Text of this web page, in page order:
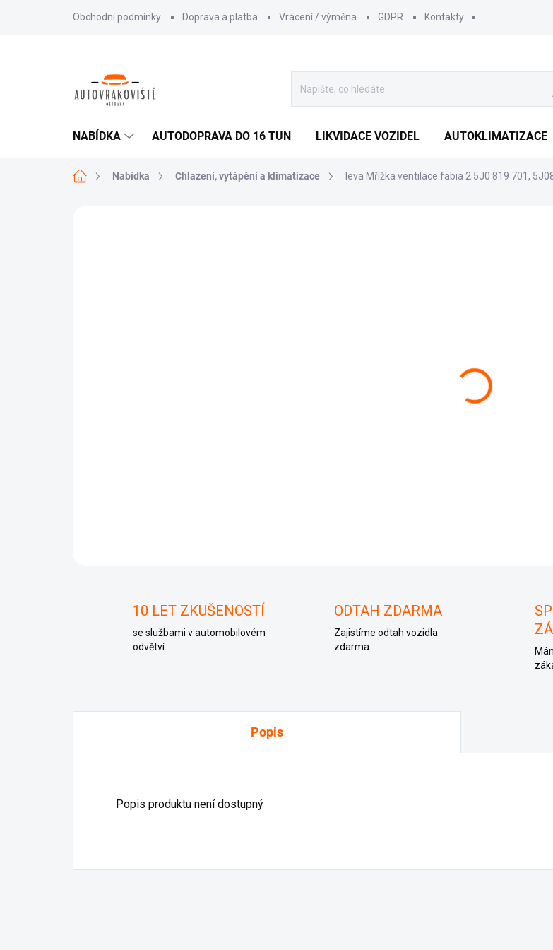
Obchodní podmínky Doprava a platba Vrácení / výměna GDPR Kontakty
NABÍDKA AUTODOPRAVA DO 16 TUN LIKVIDACE VOZIDEL AUTOKLIMATIZACE
Domů Nabídka Chlazení, vytápění a klimatizace leva Mřížka ventilace fabia 2 5J0 819 701,
10 LET ZKUŠENOSTÍ
se službami v automobilovém
odvětví.
ODTAH ZDARMA
Zajistíme odtah vozidla
zdarma.
Popis
Popis produktu není dostupný